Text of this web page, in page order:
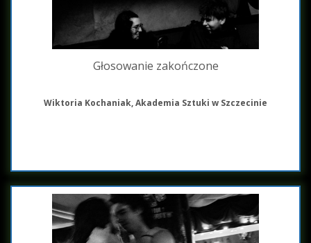
Głosowanie zakończone
Wiktoria Kochaniak, Akademia Sztuki w Szczecinie